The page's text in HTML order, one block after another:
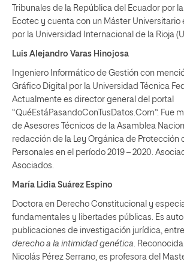
Tribunales de la República del Ecuador por
Ecotec y cuenta con un Máster Universitario
por la Universidad Internacional de la Rioja
Luis Alejandro Varas Hinojosa
Ingeniero Informático de Gestión con
Gráfico Digital por la Universidad Técnica
Actualmente es director general del portal
“QuéEstáPasandoConTusDatos.Com”. Fue
de Asesores Técnicos de la Asamblea
redacción de la Ley Orgánica de Protección
Personales en el período 2019 – 2020.
Asociados.
María Lidia Suárez Espino
Doctora en Derecho Constitucional y
fundamentales y libertades públicas. Es
publicaciones de investigación jurídica,
derecho a la intimidad genética.
Nicolás Pérez Serrano, es profesora del